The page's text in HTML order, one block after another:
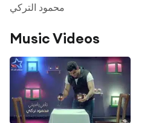
محمود التركي
Music Videos